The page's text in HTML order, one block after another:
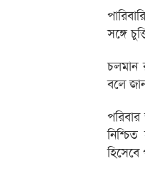
সঙ্গে
চলমান
বলে
হিসেবে